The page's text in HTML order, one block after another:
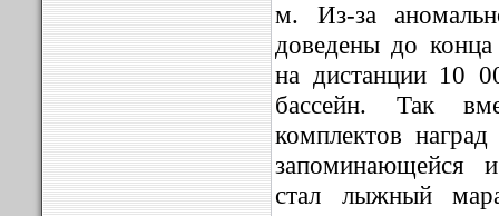
м. Из-за
доведены до конца
на дистанции 10
бассейн. Так
комплектов
запоминающейся
стал лыжный